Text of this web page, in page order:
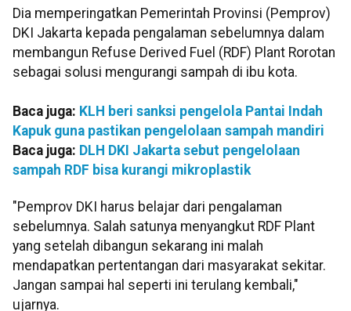
Dia memperingatkan Pemerintah Provinsi (Pemprov)
DKI Jakarta kepada pengalaman sebelumnya dalam
membangun Refuse Derived Fuel (RDF) Plant Rorotan
sebagai solusi mengurangi sampah di ibu kota.
Baca juga: KLH beri sanksi pengelola Pantai Indah
Kapuk guna pastikan pengelolaan sampah mandiri
Baca juga: DLH DKI Jakarta sebut pengelolaan
sampah RDF bisa kurangi mikroplastik
"Pemprov DKI harus belajar dari pengalaman
sebelumnya. Salah satunya menyangkut RDF Plant
yang setelah dibangun sekarang ini malah
mendapatkan pertentangan dari masyarakat sekitar.
Jangan sampai hal seperti ini terulang kembali,"
ujarnya.